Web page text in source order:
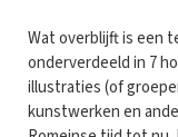
Wat overblijft is een
onderverdeeld in 7
illustraties (of
kunstwerken en